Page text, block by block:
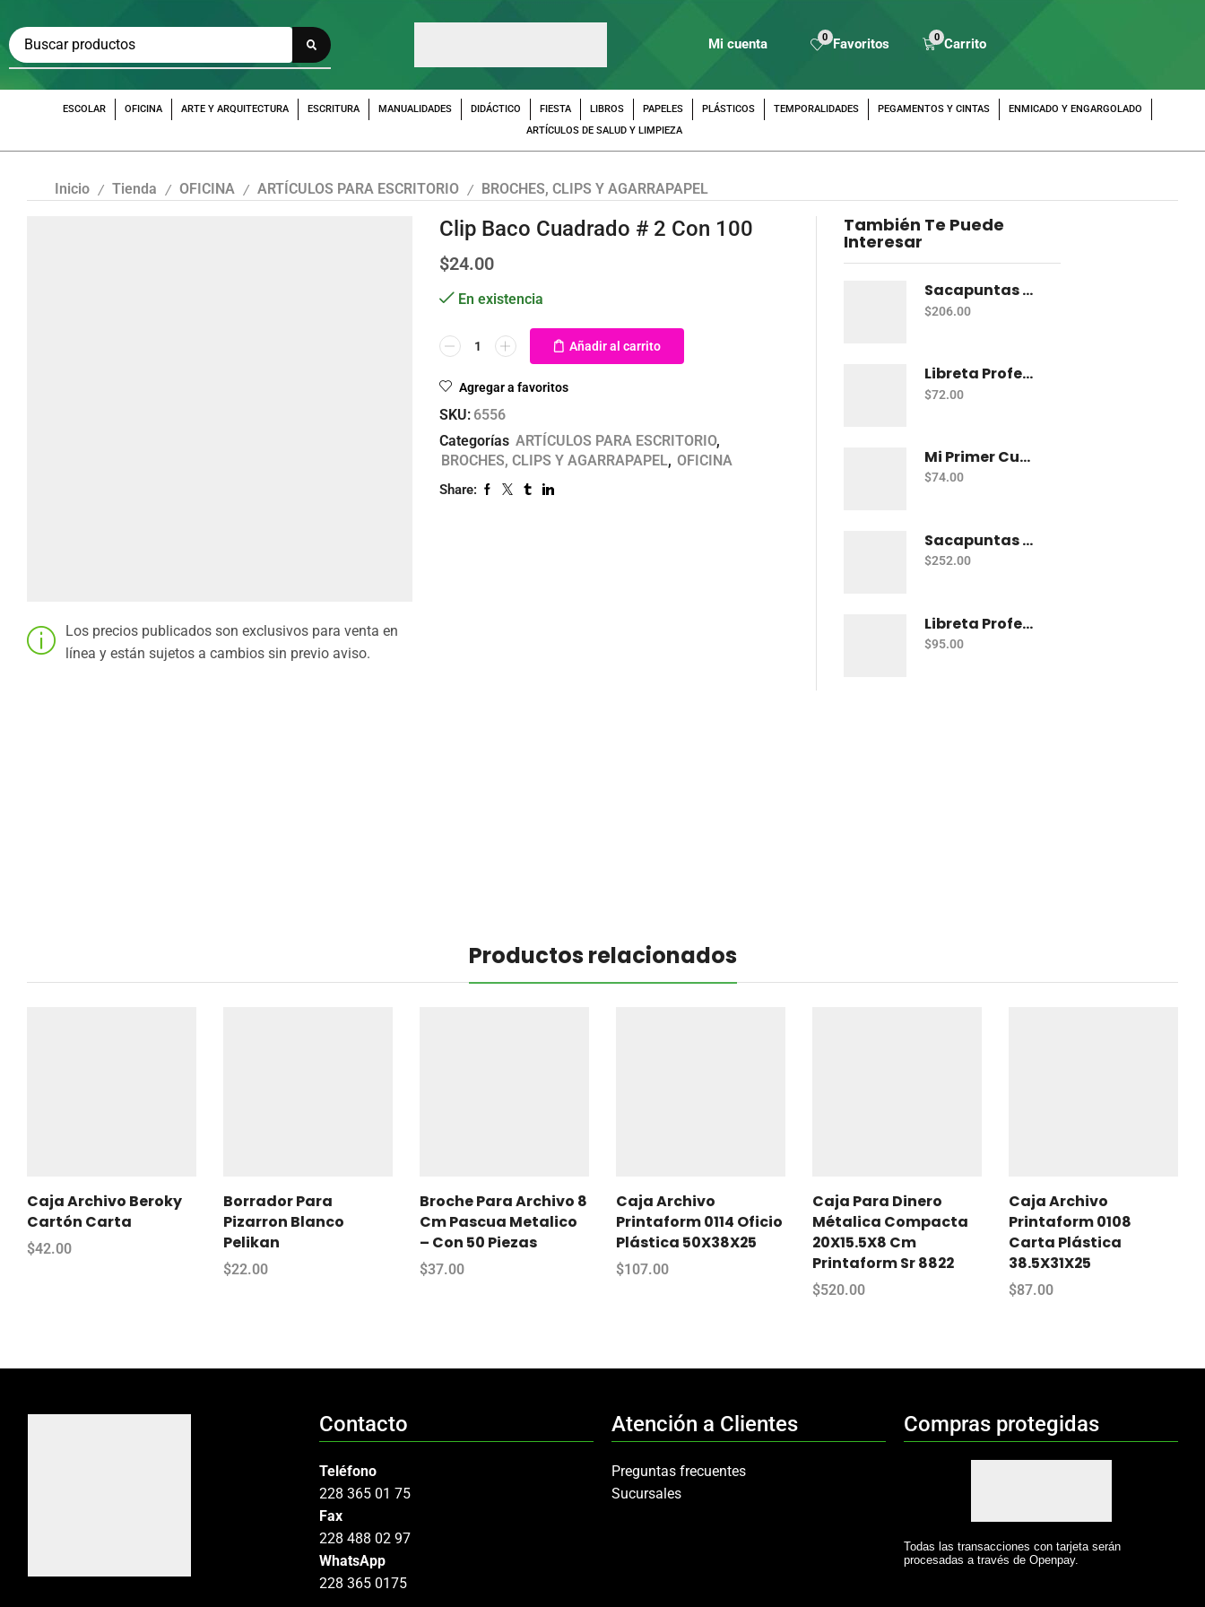
Mi cuenta 0 Favoritos 0 Carrito
ESCOLAR OFICINA ARTE Y ARQUITECTURA ESCRITURA MANUALIDADES DIDÁCTICO FIESTA LIBROS PAPELES PLÁSTICOS TEMPORALIDADES PEGAMENTOS Y CINTAS
ENMICADO Y ENGARGOLADO
ARTÍCULOS DE SALUD Y LIMPIEZA
Inicio / Tienda / OFICINA / ARTÍCULOS PARA ESCRITORIO / BROCHES, CLIPS Y AGARRAPAPEL
Los precios publicados son exclusivos para venta en
línea y están sujetos a cambios sin previo aviso.
Clip Baco Cuadrado # 2 Con 100
$24.00
En existencia
Añadir al carrito
Agregar a favoritos
SKU: 6556
Categorías ARTÍCULOS PARA ESCRITORIO,
BROCHES, CLIPS Y AGARRAPAPEL, OFICINA
Share:
También Te Puede
Interesar
Sacapuntas Maped Shaker 2 Orificios - Bote Con 12
$206.00
Libreta Profesional De Espiral Norma Color 100 H C-7
$72.00
Mi Primer Cuaderno Cuadritos "A" (10Mm) 50 Hojas Norma
$74.00
Sacapuntas Kores Kolorito Lapiz 1 Orif C/20
$252.00
Libreta Profesional De Espiral Printaform Arcoiris Pastel 100 H Ry
$95.00
Productos relacionados
Caja Archivo Beroky
Cartón Carta
$42.00
Borrador Para
Pizarron Blanco
Pelikan
$22.00
Broche Para Archivo 8
Cm Pascua Metalico
– Con 50 Piezas
$37.00
Caja Archivo
Printaform 0114 Oficio
Plástica 50X38X25
$107.00
Caja Para Dinero
Métalica Compacta
20X15.5X8 Cm
Printaform Sr 8822
$520.00
Caja Archivo
Printaform 0108
Carta Plástica
38.5X31X25
$87.00
Contacto
Teléfono
228 365 01 75
Fax
228 488 02 97
WhatsApp
228 365 0175
Atención a Clientes
Preguntas frecuentes
Sucursales
Compras protegidas
Todas las transacciones con tarjeta serán
procesadas a través de Openpay.